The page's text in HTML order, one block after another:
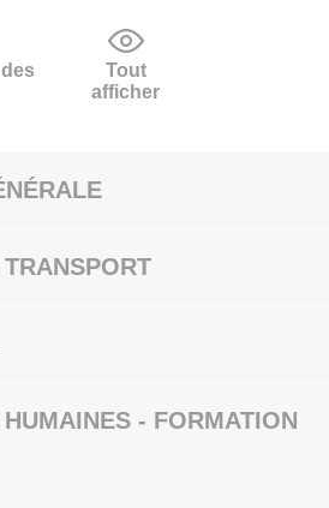
Tout
afficher
- FORMATION